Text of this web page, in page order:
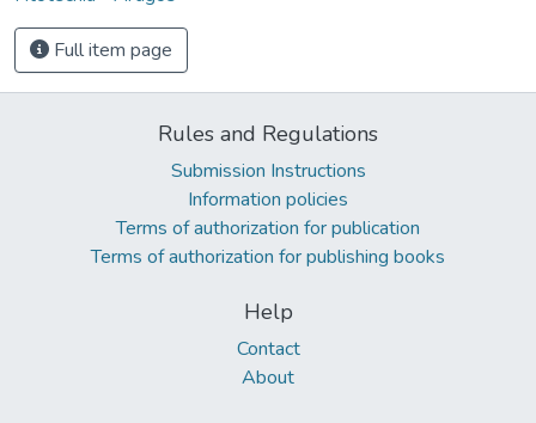
Full item page
Rules and Regulations
Submission Instructions
Information policies
Terms of authorization for publication
Terms of authorization for publishing books
Help
Contact
About